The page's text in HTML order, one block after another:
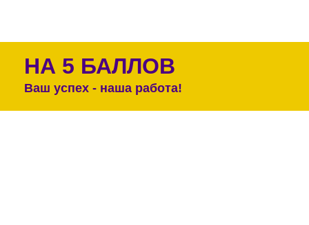
НА 5 БАЛЛОВ
Ваш успех - наша работа!